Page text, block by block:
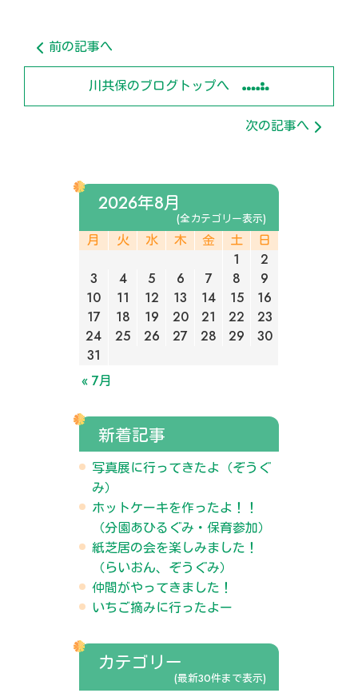
前の記事へ
川共保のブログトップへ
次の記事へ
2026年8月
(全カテゴリー表示)
月 火 水 木 金 土 日
« 7月
1
2
3
4 5 6 7 8
9
10
11 12 13 14 15
16
17
18 19 20 21 22
23
24
25 26 27 28 29
30
31
新着記事
写真展に行ってきたよ（ぞうぐ
み）
ホットケーキを作ったよ！！
（分園あひるぐみ・保育参加）
紙芝居の会を楽しみました！
（らいおん、ぞうぐみ）
仲間がやってきました！
いちご摘みに行ったよー
カテゴリー
(最新30件まで表示)